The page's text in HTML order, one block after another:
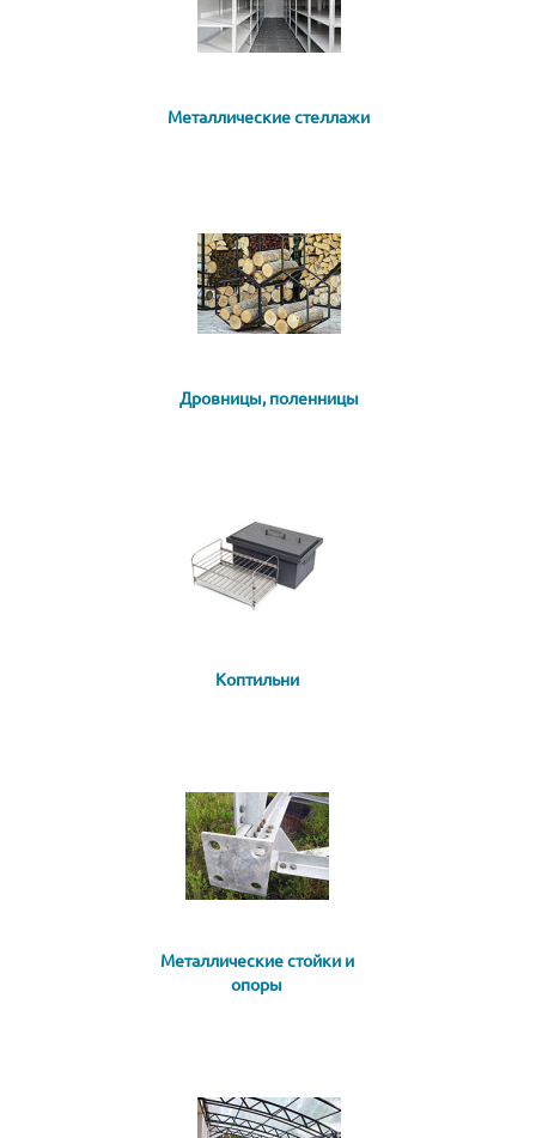
Металлические стеллажи
Дровницы, поленницы
Коптильни
Металлические стойки и
опоры